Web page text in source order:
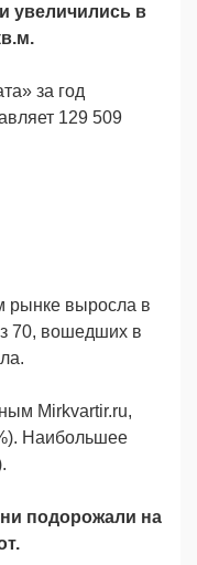
увеличились в
за год
129 509
рынке выросла в
70, вошедших в
Mirkvartir.ru,
Наибольшее
подорожали на